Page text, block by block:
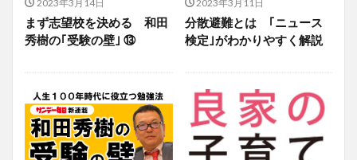
2023年3月14日
まず志望校を決める 和田
秀樹の｢受験の壁｣ ⑬
2023年3月11日
分散避難とは ｢ニュース
検定｣がわかりやすく解説